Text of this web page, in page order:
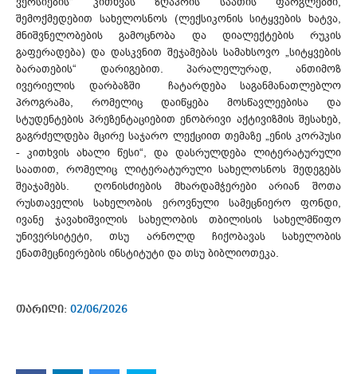
შემოქმედებით სახელოსნოს (ლექსიკონის სიტყვების ხატვა,
მნიშვნელობების გამოცნობა და დიალექტების რუკის
გაფერადება) და დასკვნით შეჯამებას სამახსოვო „სიტყვების
ბარათების“ დარიგებით. პარალელურად, ანთიმოზ
ივერიელის დარბაზში ჩატარდება საგანმანათლებლო
პროგრამა, რომელიც დაიწყება მოსწავლეებისა და
სტუდენტების პრეზენტაციებით ენობრივი აქტივიზმის შესახებ,
გაგრძელდება მცირე საჯარო ლექციით თემაზე „ენის კორპუსი
- კითხვის ახალი წესი“, და დასრულდება ლიტერატურული
საათით, რომელიც ლიტერატურული სახელოსნოს შედეგებს
შეაჯამებს. ღონისძიების მხარდამჭერები არიან შოთა
რუსთაველის სახელობის ეროვნული სამეცნიერო ფონდი,
ივანე ჯავახიშვილის სახელობის თბილისის სახელმწიფო
უნივერსიტეტი, თსუ არნოლდ ჩიქობავას სახელობის
ენათმეცნიერების ინსტიტუტი და თსუ ბიბლიოთეკა.
თარიღი: 02/06/2026